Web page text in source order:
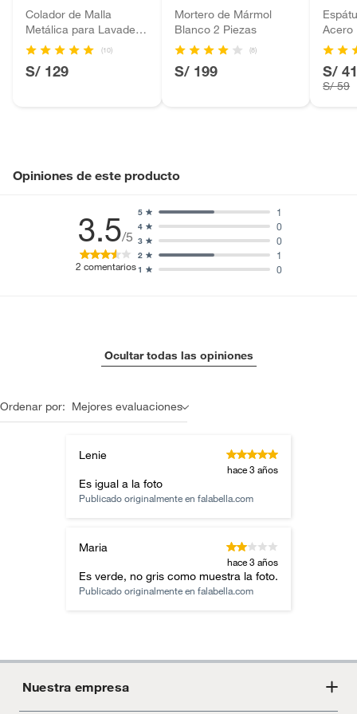
Baterías de auto.
Motocicletas y bicicletas motorizadas.
Licores y cigarros electrónicos.
Colador de Malla
Metálica para Lavadero
de Cocina
(10)
S/ 129
Mortero de Mármol
Blanco 2 Piezas
(8)
S/ 199
Acero
S/
S/ 59
Opiniones de este producto
3.5/5
2 comentarios1 0
2 1
3 0
4 0
5 1
Ocultar todas las opiniones
Ordenar por: Mejores evaluaciones
Lenie
hace 3 años
Es igual a la foto
Publicado originalmente en falabella.com
Maria
hace 3 años
Es verde, no gris como muestra la foto.
Publicado originalmente en falabella.com
Nuestra empresa